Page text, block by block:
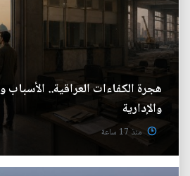
هجرة الكفاءات العراقية.. الأسباب
والإدارية
منذ 17 ساعة